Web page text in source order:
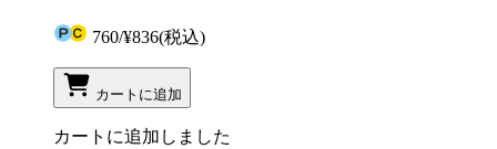
760/¥836(税込)
カートに追加
カートに追加しました